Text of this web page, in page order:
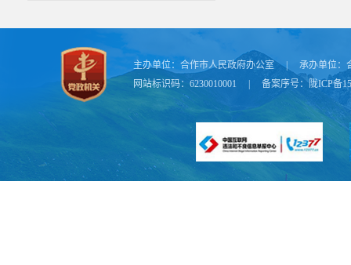
主办单位： 合作市人民政府办公室 承办单位：
网站标识码：6230010001
备案序号：陇ICP备